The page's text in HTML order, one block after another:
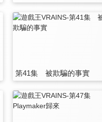
第41集 被欺騙的事實